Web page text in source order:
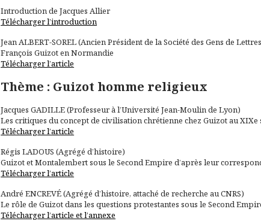
Introduction de Jacques Allier
Télécharger l’introduction
Jean ALBERT-SOREL (Ancien Président de la Société des Gens de
François Guizot en Normandie
Télécharger l’article
Thème : Guizot homme religieux
Jacques GADILLE (Professeur à l’Université Jean-Moulin de Lyon)
Les critiques du concept de civilisation chrétienne chez Guizot au XIXe
Télécharger l’article
Régis LADOUS (Agrégé d’histoire)
Guizot et Montalembert sous le Second Empire d’après leur
Télécharger l’article
André ENCREVÉ (Agrégé d’histoire, attaché de recherche au CNRS)
Le rôle de Guizot dans les questions protestantes sous le Second
Télécharger l’article et l’annexe